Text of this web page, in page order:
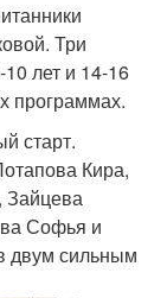
Три
10 лет и 14-16
программах.
старт.
Кира,
Зайцева
Софья и
двум сильным